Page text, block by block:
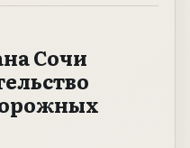
Сочи